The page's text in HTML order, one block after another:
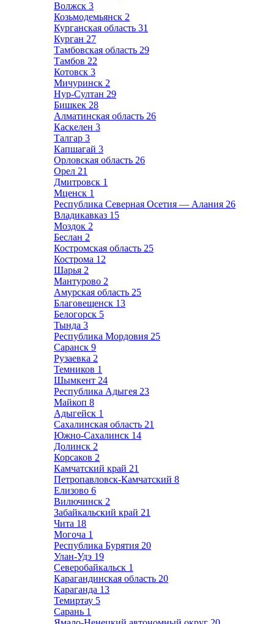
Волжск 3
Козьмодемьянск 2
Курганская область 31
Курган 27
Тамбовская область 29
Тамбов 22
Котовск 3
Мичуринск 2
Нур-Султан 29
Бишкек 28
Алматинская область 26
Каскелен 3
Талгар 3
Капшагай 3
Орловская область 26
Орел 21
Дмитровск 1
Мценск 1
Республика Северная Осетия — Алания 26
Владикавказ 15
Моздок 2
Беслан 2
Костромская область 25
Кострома 12
Шарья 2
Мантурово 2
Амурская область 25
Благовещенск 13
Белогорск 5
Тында 3
Республика Мордовия 25
Саранск 9
Рузаевка 2
Темников 1
Шымкент 24
Республика Адыгея 23
Майкоп 8
Адыгейск 1
Сахалинская область 21
Южно-Сахалинск 14
Долинск 2
Корсаков 2
Камчатский край 21
Петропавловск-Камчатский 8
Елизово 6
Вилючинск 2
Забайкальский край 21
Чита 18
Могоча 1
Республика Бурятия 20
Улан-Удэ 19
Северобайкальск 1
Карагандинская область 20
Караганда 13
Темиртау 5
Сарань 1